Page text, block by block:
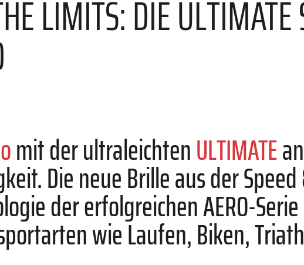
LIMITS: DIE ULTIMATE
mit der ultraleichtenULTIMATE
Die neue Brille aus der
der erfolgreichen AERO-
wie Laufen, Biken,